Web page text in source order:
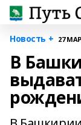
Новость + 27
В